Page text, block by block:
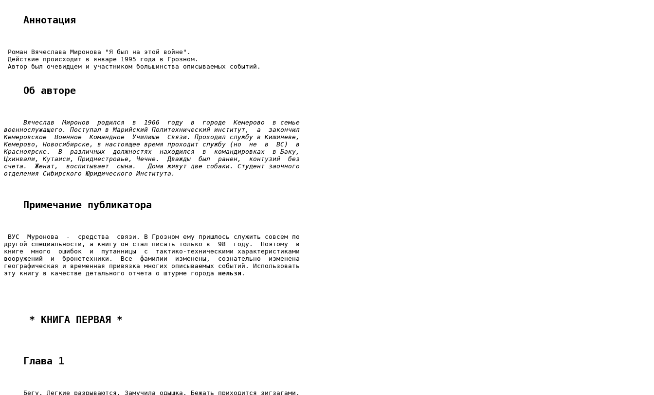
Аннотация
Роман Вячеслава Миронова "Я был на этой войне".
Действие происходит в январе 1995 года в Грозном.
Автор был очевидцем и участником большинства описываемых событий.
Об авторе
Вячеслав  Миронов  родился  в  1966  году  в  городе  Кемерово  в семье
военнослужащего. Поступал в Марийский Политехнический институт,  а  закончил
Кемеровское  Военное  Командное  Училище  Связи. Проходил службу в Кишиневе,
Кемерово, Новосибирске, в настоящее время проходит службу (но  не  в  ВС)  в
Красноярске.  В  различных  должностях  находился  в  командировках  в Баку,
Цхинвали, Кутаиси, Приднестровье, Чечне.  Дважды  был  ранен,  контузий  без
счета.  Женат,  воспитывает  сына.   Дома живут две собаки. Студент заочного
отделения Сибирского Юридического Института.
Примечание публикатора
ВУС  Муронова  -  средства  связи. В Грозном ему пришлось служить совсем по
другой специальности, а книгу он стал писать только в  98  году.  Поэтому  в
книге  много  ошибок  и  путанницы  с  тактико-техническими характеристиками
вооружений  и  бронетехники.  Все  фамилии  изменены,  сознательно  изменена
географическая и временная привязка многих описываемых событий. Использовать
эту книгу в качестве детального отчета о штурме города нельзя .
* КНИГА ПЕРВАЯ *
Глава 1